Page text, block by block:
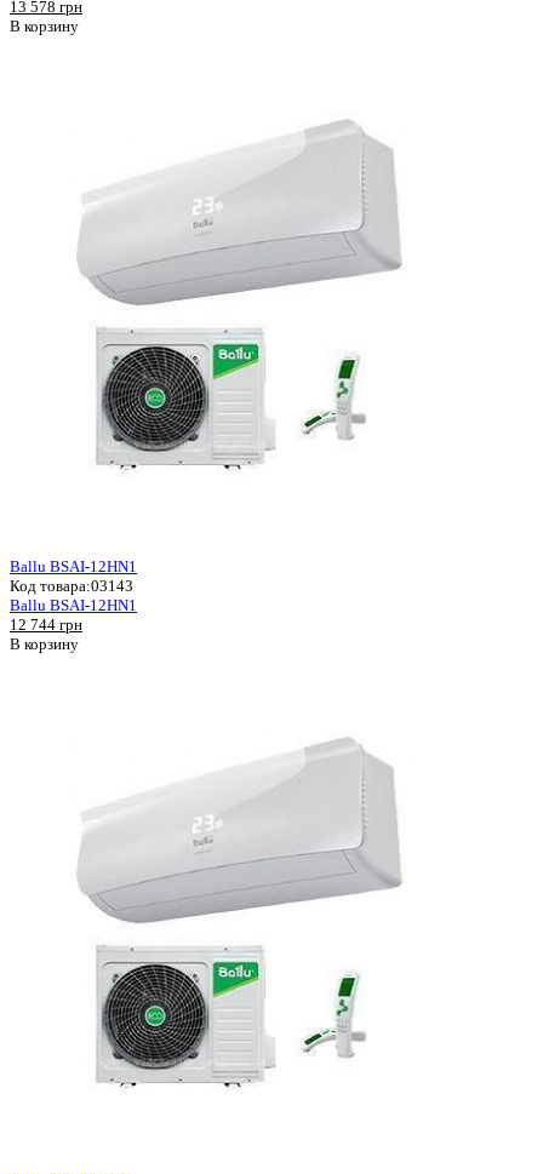
13 578 грн
В корзину
Ballu BSAI-12HN1
Код товара:03143
Ballu BSAI-12HN1
12 744 грн
В корзину